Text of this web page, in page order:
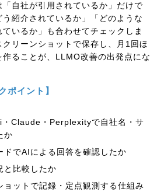
自社が引用されているか」だけで
紹介されているか」「どのような
いるか」も合わせてチェックしま
リーンショットで保存し、月1回ほ
作ることが、LLMO改善の出発点にな
ポイント】
Claude・Perplexityで自社名・サ
か
ドでAIによる回答を確認したか
と比較したか
ョットで記録・定点観測する仕組み